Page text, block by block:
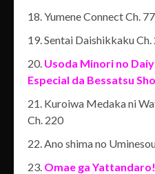
Yumene Connect Ch. 77
Sentai Daishikkaku Ch.
Usoda Minori no
Especial da Bessatsu
Kuroiwa Medaka ni
Ch. 220
Ano shima no
Omae ga